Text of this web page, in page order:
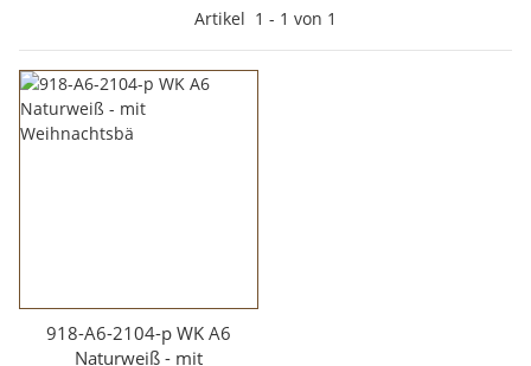
Artikel 1 - 1 von 1
918-A6-2104-p WK A6
Naturweiß - mit